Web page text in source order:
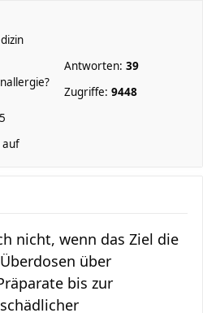
Antworten: 39
Zugriffe: 9448
auf
nicht, wenn das Ziel die
über
bis zur